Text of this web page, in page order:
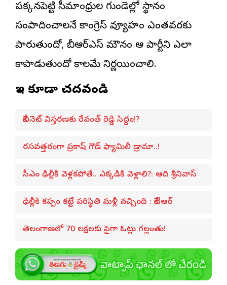
పక్కనపెట్టి సీమాంధ్రుల గుండెల్లో స్థానం
సంపాదించాలనే కాంగ్రెస్ వ్యూహం ఎంతవరకు
పారుతుందో, బీఆర్ఎస్ మౌనం ఆ పార్టీని ఎలా
కాపాడుతుందో కాలమే నిర్ణయించాలి.
ఇవి కూడా చదవండి
కేబినెట్ విస్తరణకు రేవంత్ రెడ్డి సిద్ధం!?
రసవత్తరంగా ప్రకాష్ గౌడ్ ఫ్యామిలీ డ్రామా..!
సీఎం ఢిల్లీకి వెళ్లకపోతే.. ఎక్కడికి వెళ్లాలి?: ఆది శ్రీనివాస్
ఢిల్లీకి కప్పం కట్టే పరిస్థితి మళ్లీ వచ్చింది : కేటీఆర్
తెలంగాణలో 70 లక్షలకు పైగా ఓట్లు గల్లంతు!